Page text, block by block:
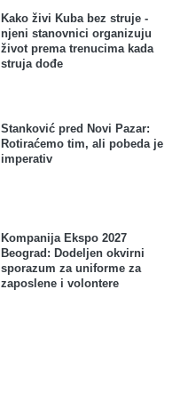
Kako živi Kuba bez struje -
njeni stanovnici organizuju
život prema trenucima kada
struja dođe
Stanković pred Novi Pazar:
Rotiraćemo tim, ali pobeda je
imperativ
Kompanija Ekspo 2027
Beograd: Dodeljen okvirni
sporazum za uniforme za
zaposlene i volontere